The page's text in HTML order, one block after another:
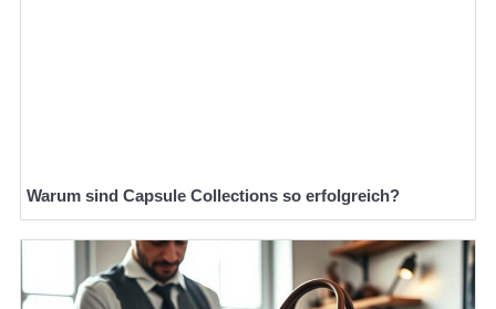
Warum sind Capsule Collections so erfolgreich?